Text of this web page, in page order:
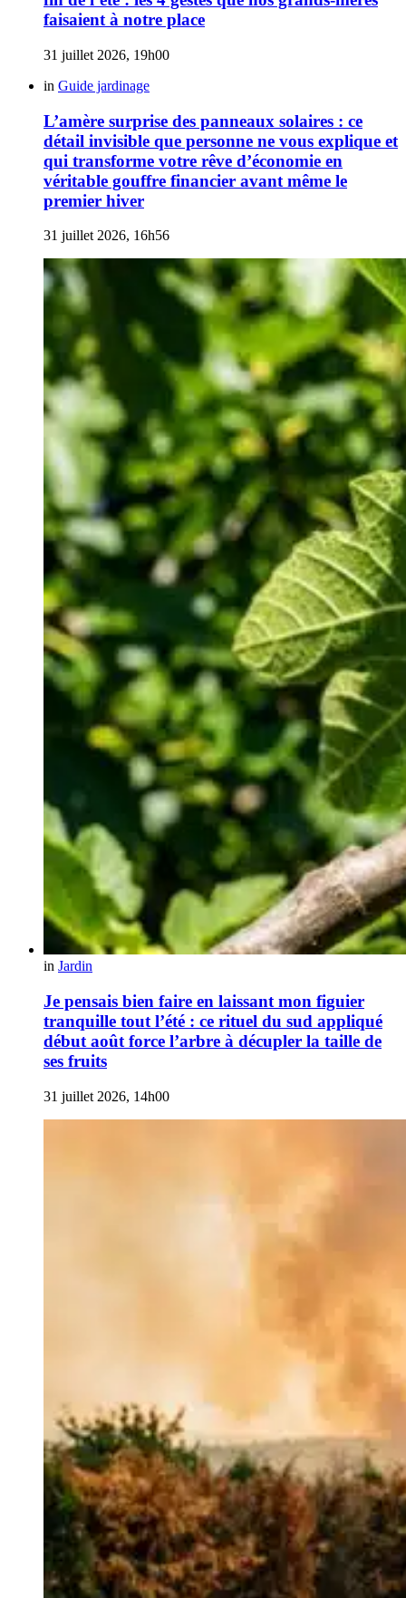
faisaient à notre place
31 juillet 2026, 19h00
in Guide jardinage
L’amère surprise des panneaux solaires : ce
détail invisible que personne ne vous explique et
qui transforme votre rêve d’économie en
véritable gouffre financier avant même le
premier hiver
31 juillet 2026, 16h56
in Jardin
Je pensais bien faire en laissant mon figuier
tranquille tout l’été : ce rituel du sud appliqué
début août force l’arbre à décupler la taille de
ses fruits
31 juillet 2026, 14h00